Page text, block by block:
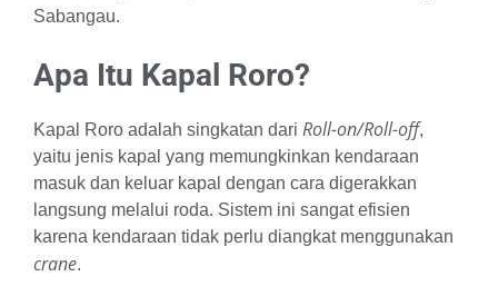
Sabangau.
Apa Itu Kapal Roro?
Kapal Roro adalah singkatan dari Roll-on/Roll-off,
yaitu jenis kapal yang memungkinkan kendaraan
masuk dan keluar kapal dengan cara digerakkan
langsung melalui roda. Sistem ini sangat efisien
karena kendaraan tidak perlu diangkat menggunakan
crane.